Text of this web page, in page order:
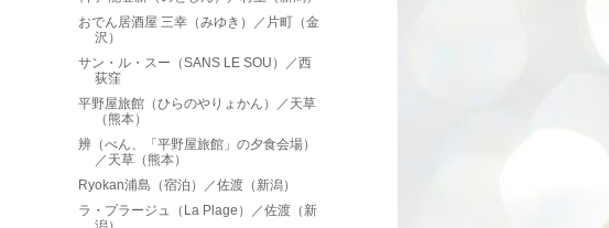
おでん居酒屋 三幸（みゆき）／片町（金
沢）
サン・ル・スー（SANS LE SOU）／西
荻窪
平野屋旅館（ひらのやりょかん）／天草
（熊本）
辨（べん、「平野屋旅館」の夕食会場）
／天草（熊本）
Ryokan浦島（宿泊）／佐渡（新潟）
ラ・プラージュ（La Plage）／佐渡（新